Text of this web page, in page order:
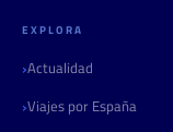
EXPLORA
Actualidad
Viajes por España